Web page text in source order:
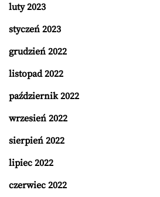
luty 2023
styczeń 2023
grudzień 2022
listopad 2022
październik 2022
wrzesień 2022
sierpień 2022
lipiec 2022
czerwiec 2022